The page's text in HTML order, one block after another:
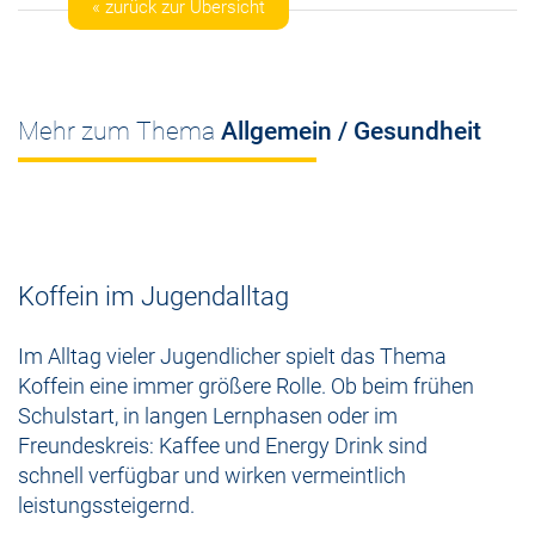
« zurück zur Übersicht
Mehr zum Thema Allgemein / Gesundheit
Koffein im Jugendalltag
Im Alltag vieler Jugendlicher spielt das Thema
Koffein eine immer größere Rolle. Ob beim frühen
Schulstart, in langen Lernphasen oder im
Freundeskreis: Kaffee und Energy Drink sind
schnell verfügbar und wirken vermeintlich
leistungssteigernd.